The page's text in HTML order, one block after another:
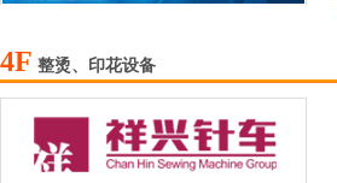
4F 整烫、印花设备